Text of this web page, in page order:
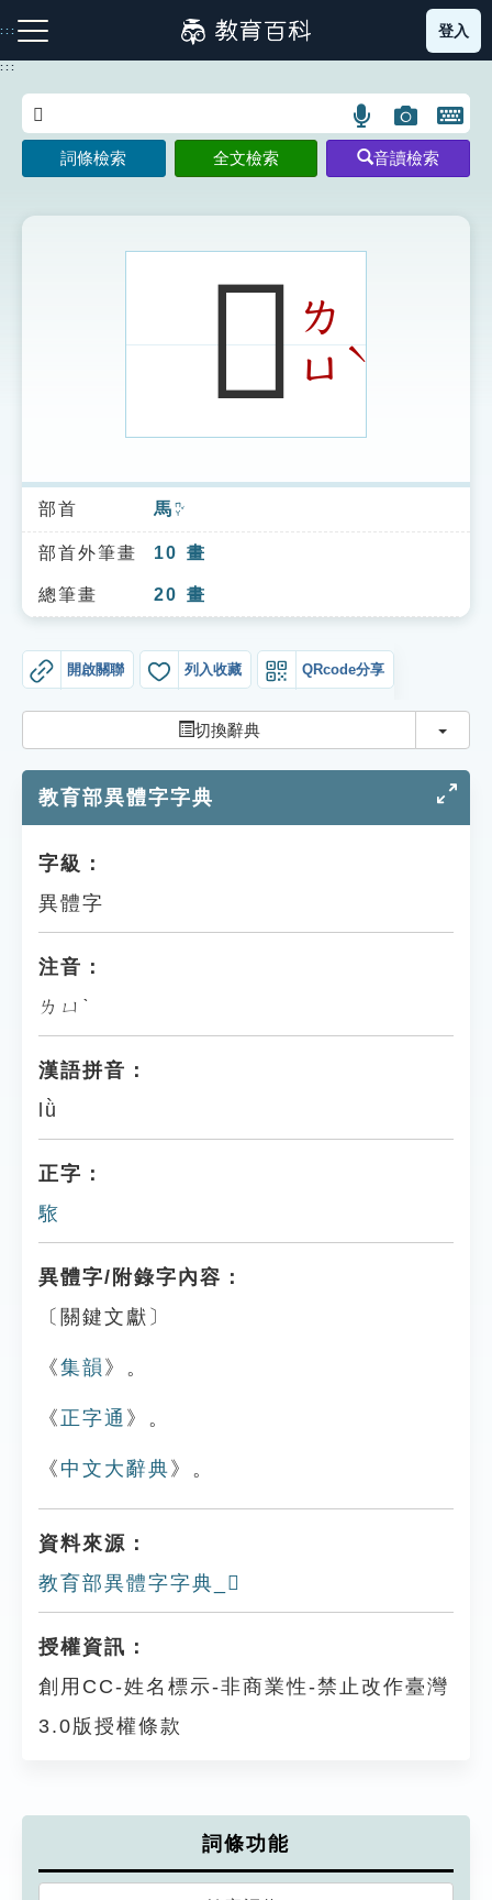
到
主
:::
注音索引圖示 筆畫索引圖示 部首索引表圖示
索引選單
知識索引
單字索引
貓頭鷹博士
登入
:::
語
言
搜
示
圖
片
搜
開
鍵
圖
詞條檢索 全文檢索 音讀檢索
𩥜ㄌ
ㄩˋ
部首 馬 ㄇㄚˇ
部首外筆畫 10 畫
總筆畫 20 畫
開啟關聯 列入收藏 QRcode分享
切換辭典 切換
教育部異體字字典
字級：
異體字
注音：
ㄌㄩˋ
漢語拼音：
lǜ
正字：
䮉
異體字/附錄字內容：
〔關鍵文獻〕
《集韻 》。
《 正字通 》。
《 中文大辭典 》。
資料來源：
教育部異體字字典_𩥜
授權資訊：
創用CC-姓名標示-非商業性-禁止改作臺灣
3.0版授權條款
詞條功能